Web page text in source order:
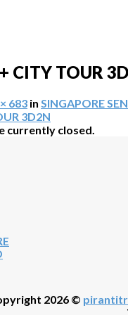
CITY TOUR
683 in SINGAPORE
currently closed.
2026 ©